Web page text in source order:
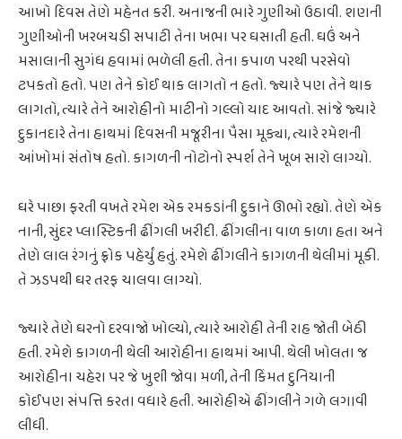
આખો દિવસ તેણે મહેનત કરી. અનાજની ભારે ગુણીઓ ઉઠાવી. શણની
ગુણીઓની ખરબચડી સપાટી તેના ખભા પર ઘસાતી હતી. ઘઉં અને
મસાલાની સુગંધ હવામાં ભળેલી હતી. તેના કપાળ પરથી પરસેવો
ટપકતો હતો. પણ તેને કોઈ થાક લાગતો ન હતો. જ્યારે પણ તેને થાક
લાગતો, ત્યારે તેને આરોહીનો માટીનો ગલ્લો યાદ આવતો. સાંજે જ્યારે
દુકાનદારે તેના હાથમાં દિવસની મજૂરીના પૈસા મૂક્યા, ત્યારે રમેશની
આંખોમાં સંતોષ હતો. કાગળની નોટોનો સ્પર્શ તેને ખૂબ સારો લાગ્યો.
ઘરે પાછા ફરતી વખતે રમેશ એક રમકડાંની દુકાને ઊભો રહ્યો. તેણે એક
નાની, સુંદર પ્લાસ્ટિકની ઢીંગલી ખરીદી. ઢીંગલીના વાળ કાળા હતા અને
તેણે લાલ રંગનું ફ્રોક પહેર્યું હતું. રમેશે ઢીંગલીને કાગળની થેલીમાં મૂકી.
તે ઝડપથી ઘર તરફ ચાલવા લાગ્યો.
જ્યારે તેણે ઘરનો દરવાજો ખોલ્યો, ત્યારે આરોહી તેની રાહ જોતી બેઠી
હતી. રમેશે કાગળની થેલી આરોહીના હાથમાં આપી. થેલી ખોલતા જ
આરોહીના ચહેરા પર જે ખુશી જોવા મળી, તેની કિંમત દુનિયાની
કોઈપણ સંપત્તિ કરતા વધારે હતી. આરોહીએ ઢીંગલીને ગળે લગાવી
લીધી.